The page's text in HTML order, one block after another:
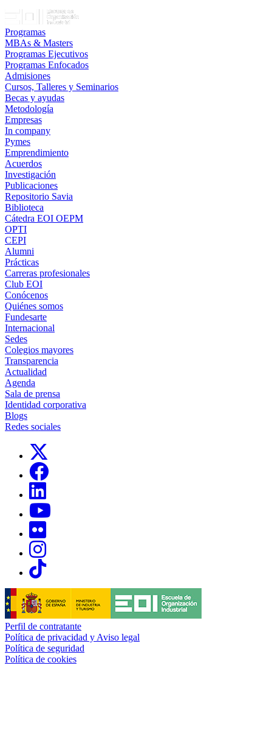
Programas
MBAs & Masters
Programas Ejecutivos
Programas Enfocados
Admisiones
Cursos, Talleres y Seminarios
Becas y ayudas
Metodología
Empresas
In company
Pymes
Emprendimiento
Acuerdos
Investigación
Publicaciones
Repositorio Savia
Biblioteca
Cátedra EOI OEPM
OPTI
CEPI
Alumni
Prácticas
Carreras profesionales
Club EOI
Conócenos
Quiénes somos
Fundesarte
Internacional
Sedes
Colegios mayores
Transparencia
Actualidad
Agenda
Sala de prensa
Identidad corporativa
Blogs
Redes sociales
Links, Opens in this window
Links, Opens in this window
Links, Opens in this window
Links, Opens in this window
Links, Opens in this window
Perfil de contratante
Política de privacidad y Aviso legal
Política de seguridad
Política de cookies